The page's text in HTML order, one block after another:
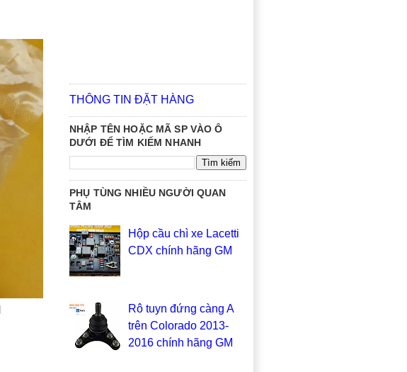
THÔNG TIN ĐẶT HÀNG
NHẬP TÊN HOẶC MÃ SP VÀO Ô
DƯỚI ĐỂ TÌM KIẾM NHANH
PHỤ TÙNG NHIỀU NGƯỜI QUAN
TÂM
Hộp cầu chì xe Lacetti
CDX chính hãng GM
Rô tuyn đứng càng A
trên Colorado 2013-
2016 chính hãng GM